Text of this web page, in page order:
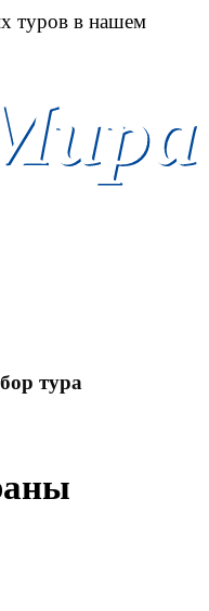
туров в нашем
тура